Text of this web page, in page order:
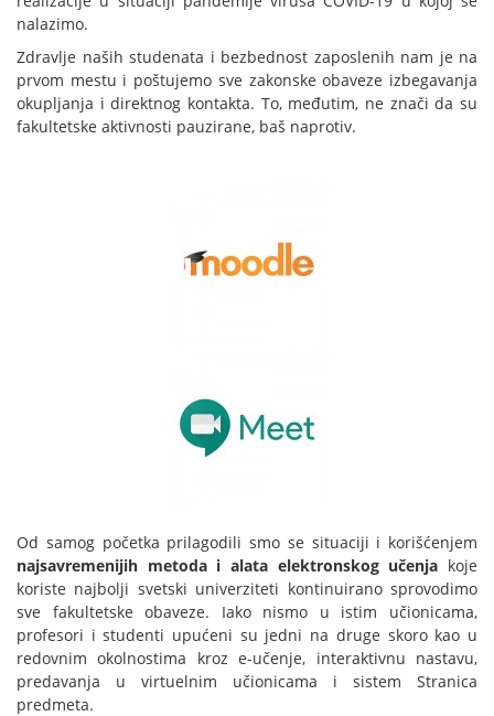
nalazimo.
Zdravlje naših studenata i bezbednost zaposlenih nam je na
prvom mestu i poštujemo sve zakonske obaveze izbegavanja
okupljanja i direktnog kontakta. To, međutim, ne znači da su
fakultetske aktivnosti pauzirane, baš naprotiv.
Od samog početka prilagodili smo se situaciji i korišćenjem
najsavremenijih metoda i alata elektronskog učenja koje
koriste najbolji svetski univerziteti kontinuirano sprovodimo
sve fakultetske obaveze. Iako nismo u istim učionicama,
profesori i studenti upućeni su jedni na druge skoro kao u
redovnim okolnostima kroz e-učenje, interaktivnu nastavu,
predavanja u virtuelnim učionicama i sistem Stranica
predmeta.